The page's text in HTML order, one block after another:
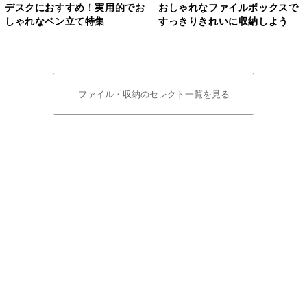
デスクにおすすめ！実用的でお
しゃれなペン立て特集
おしゃれなファイルボックスで
すっきりきれいに収納しよう
ファイル・収納のセレクト一覧を見る